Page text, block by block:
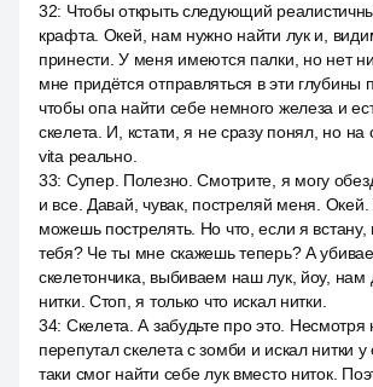
32: Чтобы открыть следующий
крафта. Окей, нам нужно найти лук и,
принести. У меня имеются палки, но нет
мне придётся отправляться в эти глубины
чтобы опа найти себе немного железа и
скелета. И, кстати, я не сразу понял, но
vita реально.
33: Супер. Полезно. Смотрите, я могу
и все. Давай, чувак, постреляй меня.
можешь пострелять. Но что, если я
тебя? Че ты мне скажешь теперь? А
скелетончика, выбиваем наш лук, йоу,
нитки. Стоп, я только что искал нитки.
34: Скелета. А забудьте про это. Несмотря
перепутал скелета с зомби и искал нитки у
таки смог найти себе лук вместо ниток.